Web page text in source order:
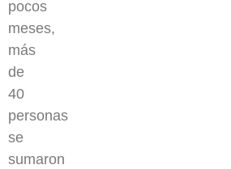
pocos
meses,
más
de
40
personas
se
sumaron